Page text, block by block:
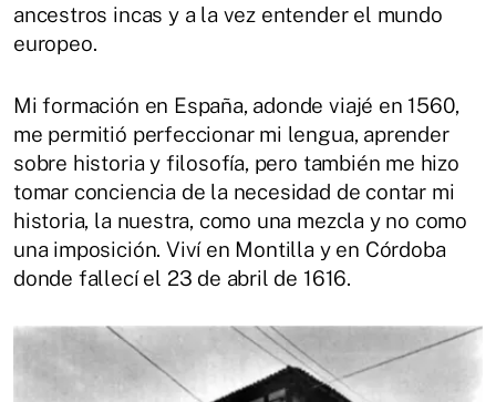
ancestros incas y a la vez entender el mundo
europeo.
Mi formación en España, adonde viajé en 1560,
me permitió perfeccionar mi lengua, aprender
sobre historia y filosofía, pero también me hizo
tomar conciencia de la necesidad de contar mi
historia, la nuestra, como una mezcla y no como
una imposición. Viví en Montilla y en Córdoba
donde fallecí el 23 de abril de 1616.